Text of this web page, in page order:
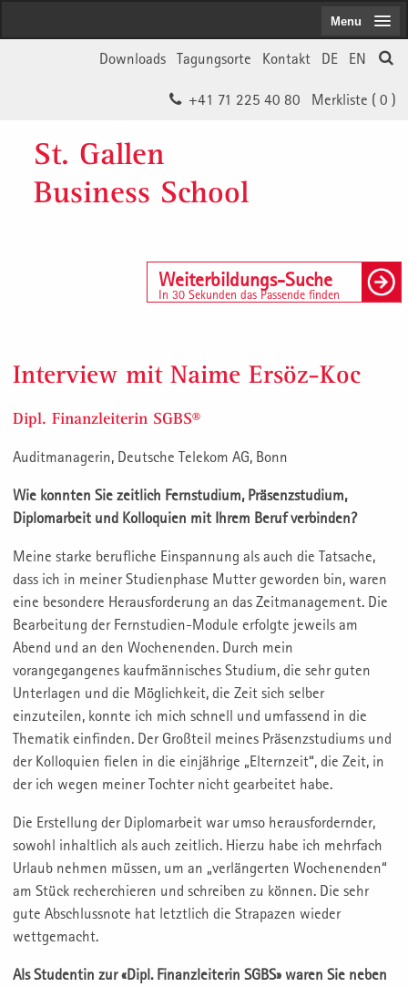
EN
DE
Kontakt
Tagungsorte
Downloads
Merkliste ( 0 )
+41 71 225 40 80
St. Gallen
Business School
Weiterbildungs-Suche
In 30 Sekunden das Passende finden
Menu
Interview mit Naime Ersöz-Koc
Dipl. Finanzleiterin SGBS®
Auditmanagerin, Deutsche Telekom AG, Bonn
Wie konnten Sie zeitlich Fernstudium, Präsenzstudium,
Diplomarbeit und Kolloquien mit Ihrem Beruf verbinden?
Meine starke berufliche Einspannung als auch die Tatsache,
dass ich in meiner Studienphase Mutter geworden bin, waren
eine besondere Herausforderung an das Zeitmanagement. Die
Bearbeitung der Fernstudien-Module erfolgte jeweils am
Abend und an den Wochenenden. Durch mein
vorangegangenes kaufmännisches Studium, die sehr guten
Unterlagen und die Möglichkeit, die Zeit sich selber
einzuteilen, konnte ich mich schnell und umfassend in die
Thematik einfinden. Der Großteil meines Präsenzstudiums und
der Kolloquien fielen in die einjährige „Elternzeit“, die Zeit, in
der ich wegen meiner Tochter nicht gearbeitet habe.
Die Erstellung der Diplomarbeit war umso herausfordernder,
sowohl inhaltlich als auch zeitlich. Hierzu habe ich mehrfach
Urlaub nehmen müssen, um an „verlängerten Wochenenden“
am Stück recherchieren und schreiben zu können. Die sehr
gute Abschlussnote hat letztlich die Strapazen wieder
wettgemacht.
Als Studentin zur «Dipl. Finanzleiterin SGBS» waren Sie neben